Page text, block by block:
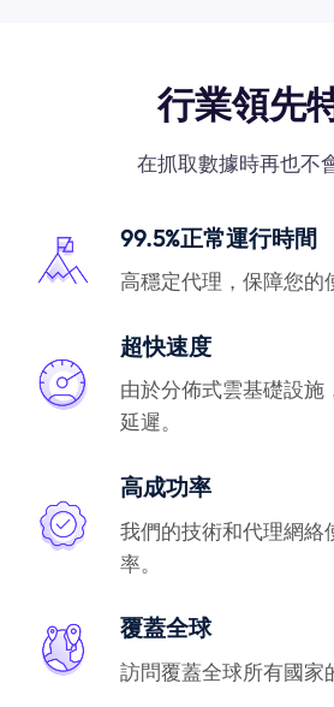
行業領先
在抓取數據時再也不
99.5%正常運行時間
高穩定代理，保障您的
超快速度
由於分佈式雲基礎設施
延遲。
高成功率
我們的技術和代理網絡
率。
覆蓋全球
訪問覆蓋全球所有國家